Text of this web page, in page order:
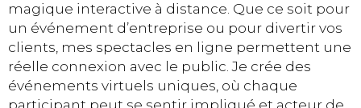
magique interactive à distance. Que ce soit pour
un événement d’entreprise ou pour divertir vos
clients, mes spectacles en ligne permettent une
réelle connexion avec le public. Je crée des
événements virtuels uniques, où chaque